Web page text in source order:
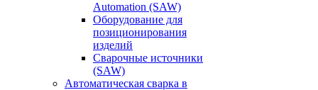
Automation (SAW)
Оборудование для
позиционирования
изделий
Сварочные источники
(SAW)
Автоматическая сварка в